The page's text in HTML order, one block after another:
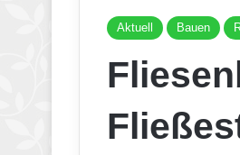
Aktuell Bauen